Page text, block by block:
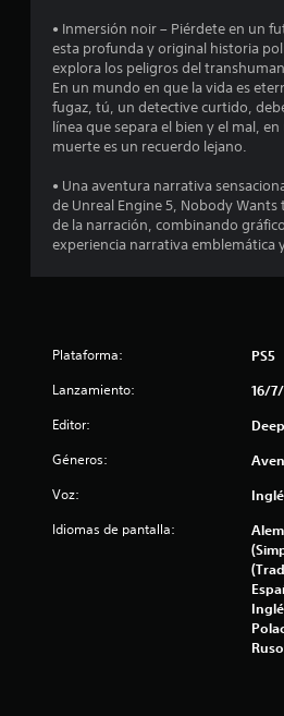
• Inmersión noir – Piérdete en un
esta profunda y original historia
explora los peligros del
En un mundo en que la vida es
fugaz, tú, un detective curtido,
línea que separa el bien y el mal,
muerte es un recuerdo lejano.
• Una aventura narrativa
de Unreal Engine 5, Nobody
de la narración, combinando
experiencia narrativa emblemática
Plataforma: PS5
Lanzamiento: 16/
Editor:
Géneros:
Voz:
Idiomas de pantalla:
Ruso